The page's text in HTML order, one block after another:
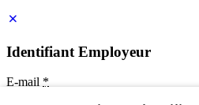
Identifiant Employeur
E-mail *